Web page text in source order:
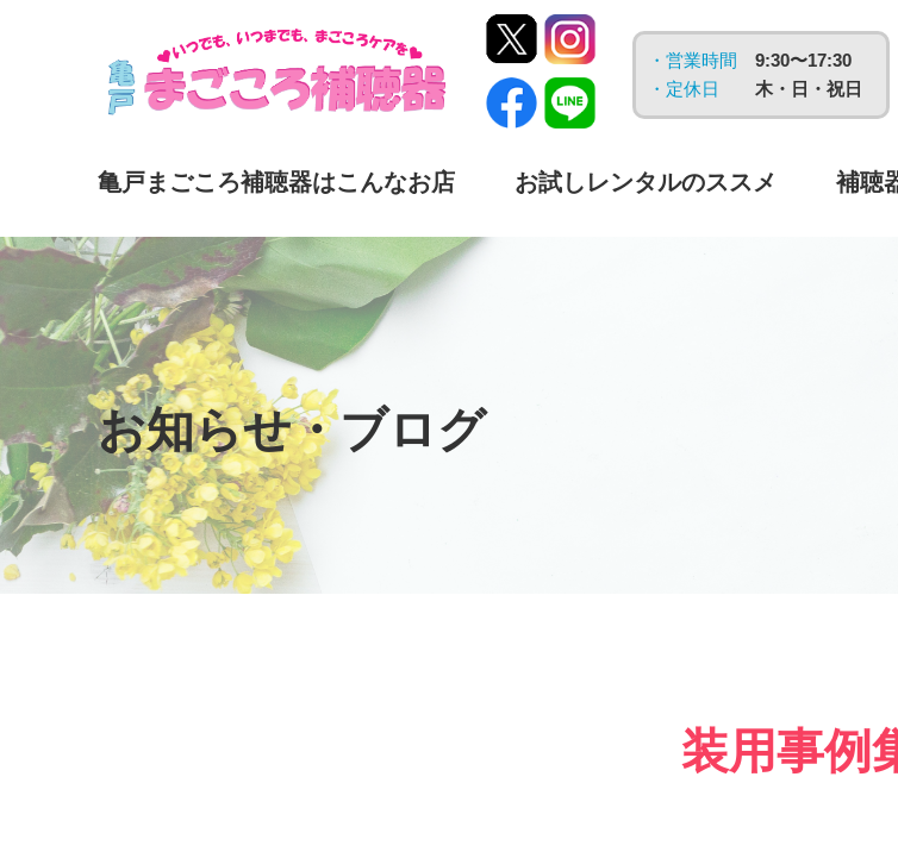
・営業時間9:30〜17:30
・定休日木・日・祝日
亀戸まごころ補聴器はこんなお店 お試しレンタルのススメ 補聴
お知らせ・ブログ
装用事例